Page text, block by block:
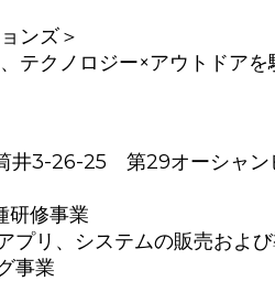
ンズ＞
テクノロジー×アウトドア
井3-26-25 第29オーシャン
研修事業
プリ、システムの販売およ
事業